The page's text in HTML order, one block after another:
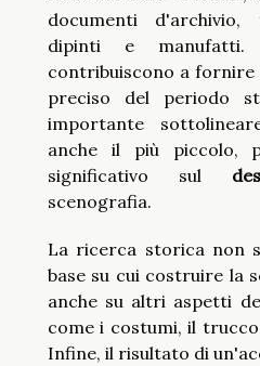
documenti
dipinti e
contribuiscono a
preciso del periodo
importante
anche il più piccolo,
significativo sul
scenografia.
La ricerca storica non
base su cui costruire la
anche su altri aspetti
come i costumi, il
Infine, il risultato di